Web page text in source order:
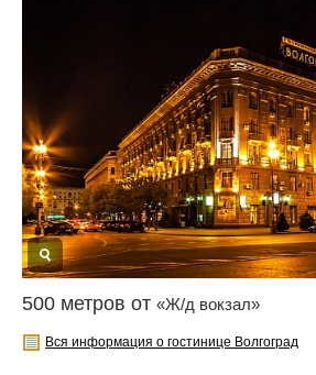
500 метров от «Ж/д вокзал»
Вся информация о гостинице Волгоград